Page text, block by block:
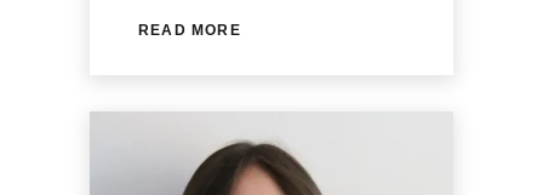
READ MORE